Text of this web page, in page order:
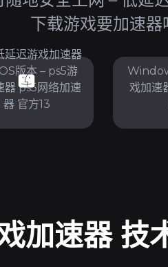
下载游戏要加速器
延迟游戏加速器
版本 – ps5游
器 ps5网络加速
器 官方13
戏加速
加速器 技